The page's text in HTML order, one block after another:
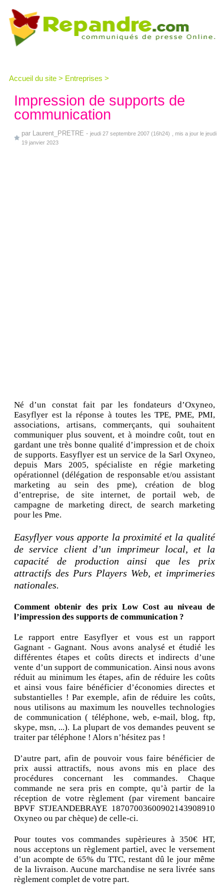
Accueil du site > Entreprises >
Impression de supports de
communication
par Laurent_PRETRE - jeudi 27 septembre 2007 (16h24)
, mis a jour le jeudi
19 janvier 2023
Né d’un constat fait par les fondateurs d’Oxyneo,
Easyflyer est la réponse à toutes les TPE, PME, PMI,
associations, artisans, commerçants, qui souhaitent
communiquer plus souvent, et à moindre coût, tout en
gardant une très bonne qualité d’impression et de choix
de supports. Easyflyer est un service de la Sarl Oxyneo,
depuis Mars 2005, spécialiste en régie marketing
opérationnel (délégation de responsable et/ou assistant
marketing au sein des pme), création de blog
d’entreprise, de site internet, de portail web, de
campagne de marketing direct, de search marketing
pour les Pme.
Easyflyer vous apporte la proximité et la qualité
de service client d’un imprimeur local, et la
capacité de production ainsi que les prix
attractifs des Purs Players Web, et imprimeries
nationales.
Comment obtenir des prix Low Cost au niveau de
l’impression des supports de communication ?
Le rapport entre Easyflyer et vous est un rapport
Gagnant - Gagnant. Nous avons analysé et étudié les
différentes étapes et coûts directs et indirects d’une
vente d’un support de communication. Ainsi nous avons
réduit au minimum les étapes, afin de réduire les coûts
et ainsi vous faire bénéficier d’économies directes et
substantielles ! Par exemple, afin de réduire les coûts,
nous utilisons au maximum les nouvelles technologies
de communication ( téléphone, web, e-mail, blog, ftp,
skype, msn, ...). La plupart de vos demandes peuvent se
traiter par téléphone ! Alors n’hésitez pas !
D’autre part, afin de pouvoir vous faire bénéficier de
prix aussi attractifs, nous avons mis en place des
procédures concernant les commandes. Chaque
commande ne sera pris en compte, qu’à partir de la
réception de votre règlement (par virement bancaire
BPVF STJEANDEBRAYE 18707003600902143908910
Oxyneo ou par chèque) de celle-ci.
Pour toutes vos commandes supèrieures à 350€ HT,
nous acceptons un règlement partiel, avec le versement
d’un acompte de 65% du TTC, restant dû le jour même
de la livraison. Aucune marchandise ne sera livrée sans
règlement complet de votre part.